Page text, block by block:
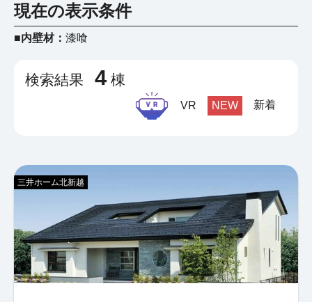
現在の表示条件
■内壁材： 漆喰
検索結果 4 棟
VR NEW 新着
三井ホーム北新越